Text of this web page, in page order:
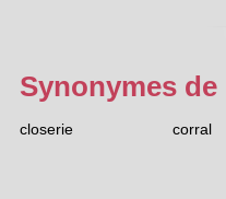
Synonymes de
closerie corral